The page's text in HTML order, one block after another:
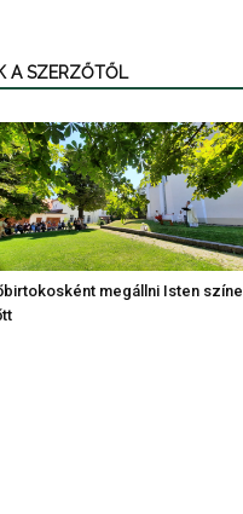
A SZERZŐTŐL
megállni Isten színe